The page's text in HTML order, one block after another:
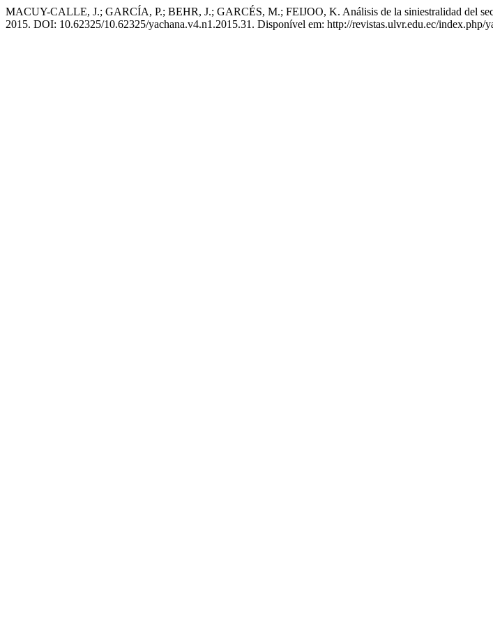
MACUY-CALLE, J.; GARCÍA, P.; BEHR, J.; GARCÉS, M.; FEIJOO, K. Análisis de la siniestralidad del
2015. DOI: 10.62325/10.62325/yachana.v4.n1.2015.31. Disponível em: http://revistas.ulvr.edu.ec/index.php/